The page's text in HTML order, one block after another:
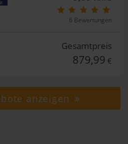
6 Bewertungen
Gesamtpreis
879,99 €
anzeigen